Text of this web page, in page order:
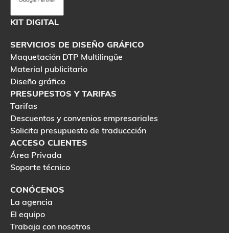
KIT DIGITAL
SERVICIOS DE DISEÑO GRÁFICO
Maquetación DTP Multilingüe
Material publicitario
Diseño gráfico
PRESUPESTOS Y TARIFAS
Tarifas
Descuentos y convenios empresariales
Solicita presupuesto de traduccción
ACCESO CLIENTES
Área Privada
Soporte técnico
CONÓCENOS
La agencia
El equipo
Trabaja con nosotros